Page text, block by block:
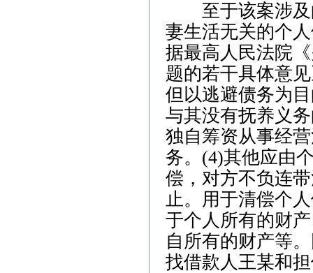
至于该案涉及
妻生活无关的个
据最高人民法院
题的若干具体意
但以逃避债务为
与其没有抚养义
独自筹资从事经
务。(4)其他应由
偿，对方不负连
止。用于清偿个
于个人所有的财
自所有的财产等
找借款人王某和